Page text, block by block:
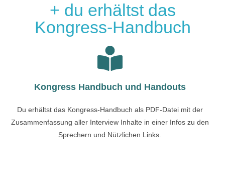
+ du erhältst das
Kongress-Handbuch
Kongress Handbuch und Handouts
Du erhältst das Kongress-Handbuch als PDF-Datei mit der
Zusammenfassung aller Interview Inhalte in einer Infos zu den
Sprechern und Nützlichen Links.